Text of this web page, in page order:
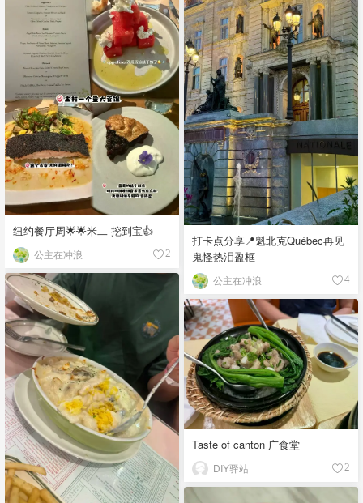
纽约餐厅周🌟🌟米二 挖到宝👍
公主在冲浪 2
打卡点分享📍魁北克Québec再见
鬼怪热泪盈框
公主在冲浪 4
Taste of canton 广食堂
DIY驿站 2